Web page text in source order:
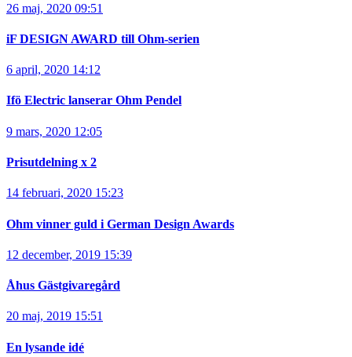
26 maj, 2020 09:51
iF DESIGN AWARD till Ohm-serien
6 april, 2020 14:12
Ifö Electric lanserar Ohm Pendel
9 mars, 2020 12:05
Prisutdelning x 2
14 februari, 2020 15:23
Ohm vinner guld i German Design Awards
12 december, 2019 15:39
Åhus Gästgivaregård
20 maj, 2019 15:51
En lysande idé